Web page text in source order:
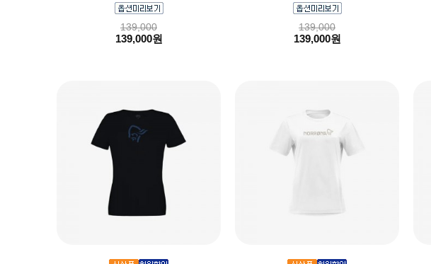
139,000
139,000원
139,000
139,000원